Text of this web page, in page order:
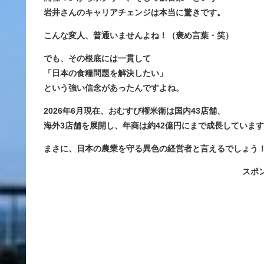
岩井さんのキャリアチェンジは本当に驚きです。
こんな変人、普通いませんよね！（褒め言葉・笑）
でも、その根底には一貫して
「日本の食糧問題を解決したい」
という強い信念があったんですよね。
2026年6月現在、おむすび権米衛は国内43店舗、
海外3店舗を展開し、年商は約42億円にまで成長しています
まさに、 日本の農業を守る異色の経営者と言えるでしょう！
スポ